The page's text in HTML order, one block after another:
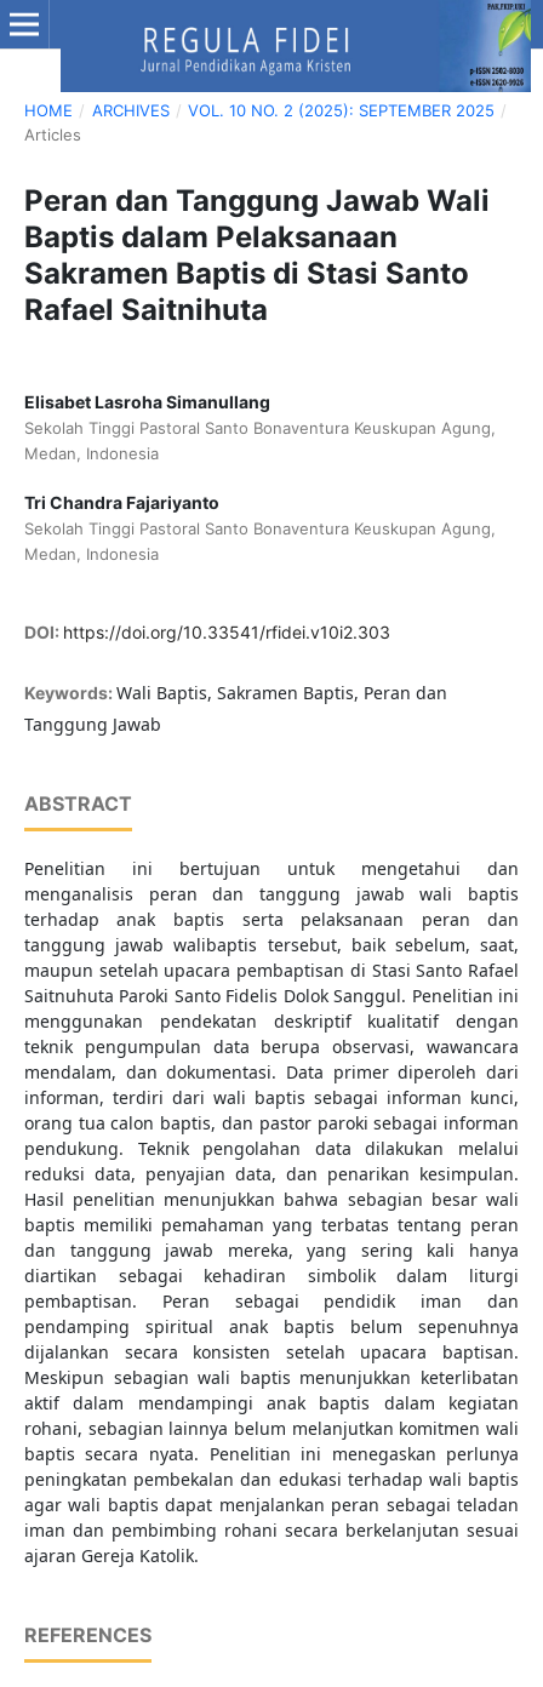
HOME / ARCHIVES / VOL. 10 NO. 2 (2025): SEPTEMBER 2025 /
Articles
Peran dan Tanggung Jawab Wali
Baptis dalam Pelaksanaan
Sakramen Baptis di Stasi Santo
Rafael Saitnihuta
Elisabet Lasroha Simanullang
Sekolah Tinggi Pastoral Santo Bonaventura Keuskupan Agung,
Medan, Indonesia
Tri Chandra Fajariyanto
Sekolah Tinggi Pastoral Santo Bonaventura Keuskupan Agung,
Medan, Indonesia
DOI: https://doi.org/10.33541/rfidei.v10i2.303
Keywords: Wali Baptis, Sakramen Baptis, Peran dan
Tanggung Jawab
ABSTRACT
Penelitian ini bertujuan untuk mengetahui dan
menganalisis peran dan tanggung jawab wali baptis
terhadap anak baptis serta pelaksanaan peran dan
tanggung jawab walibaptis tersebut, baik sebelum, saat,
maupun setelah upacara pembaptisan di Stasi Santo Rafael
Saitnuhuta Paroki Santo Fidelis Dolok Sanggul. Penelitian ini
menggunakan pendekatan deskriptif kualitatif dengan
teknik pengumpulan data berupa observasi, wawancara
mendalam, dan dokumentasi. Data primer diperoleh dari
informan, terdiri dari wali baptis sebagai informan kunci,
orang tua calon baptis, dan pastor paroki sebagai informan
pendukung. Teknik pengolahan data dilakukan melalui
reduksi data, penyajian data, dan penarikan kesimpulan.
Hasil penelitian menunjukkan bahwa sebagian besar wali
baptis memiliki pemahaman yang terbatas tentang peran
dan tanggung jawab mereka, yang sering kali hanya
diartikan sebagai kehadiran simbolik dalam liturgi
pembaptisan. Peran sebagai pendidik iman dan
pendamping spiritual anak baptis belum sepenuhnya
dijalankan secara konsisten setelah upacara baptisan.
Meskipun sebagian wali baptis menunjukkan keterlibatan
aktif dalam mendampingi anak baptis dalam kegiatan
rohani, sebagian lainnya belum melanjutkan komitmen wali
baptis secara nyata. Penelitian ini menegaskan perlunya
peningkatan pembekalan dan edukasi terhadap wali baptis
agar wali baptis dapat menjalankan peran sebagai teladan
iman dan pembimbing rohani secara berkelanjutan sesuai
ajaran Gereja Katolik.
REFERENCES